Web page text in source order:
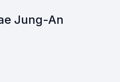
Jung-An